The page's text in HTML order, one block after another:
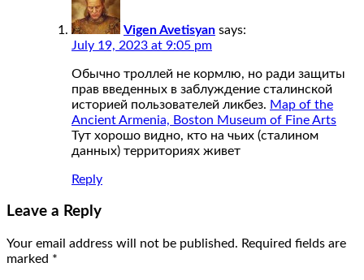
Vigen Avetisyan says:
July 19, 2023 at 9:05 pm
Обычно троллей не кормлю, но ради защиты
прав введенных в заблуждение сталинской
историей пользователей ликбез. Map of the
Ancient Armenia, Boston Museum of Fine Arts
Тут хорошо видно, кто на чьих (сталином
данных) территориях живет
Reply
Leave a Reply
Your email address will not be published. Required fields are
marked *